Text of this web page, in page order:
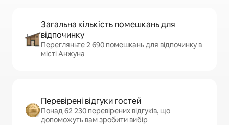
Загальна кількість помешкань для
відпочинку
Перегляньте 2 690 помешкань для відпочинку в
місті Анжуна
Перевірені відгуки гостей
Понад 62 230 перевірених відгуків, що
допоможуть вам зробити вибір